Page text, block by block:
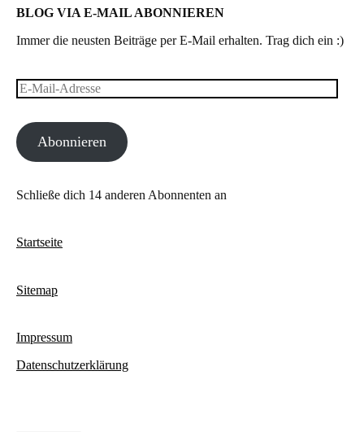
BLOG VIA E-MAIL ABONNIEREN
Immer die neusten Beiträge per E-Mail erhalten. Trag dich ein :)
E-
AdresseAbonnieren
Schließe dich 14 anderen Abonnenten an
Startseite
Sitemap
Impressum
Datenschutzerklärung